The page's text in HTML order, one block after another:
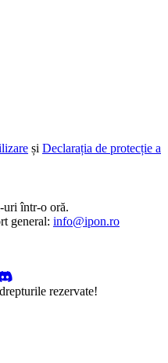
și Declarația de protecție a
uri într-o oră.
general: info@ipon.ro
rezervate!